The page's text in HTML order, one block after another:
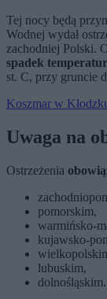
Tej nocy będą
Wodnej wydał
zachodniej Polski.
spadek
st. C, przy gruncie
Koszmar w
Uwaga na
Ostrzeżenia
pomorskim,
warmińsko-
kujawsko-
lubuskim,
dolnośląskim.